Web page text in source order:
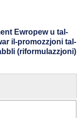
Ewropew u tal-
il-promozzjoni tal-
(riformulazzjoni)